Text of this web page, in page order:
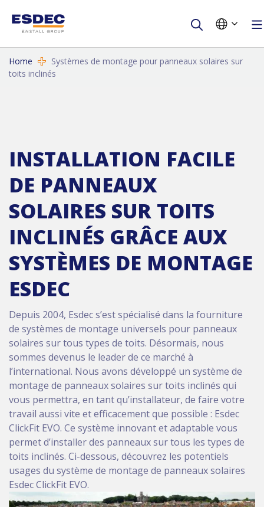
Home
Systèmes de montage pour panneaux solaires sur
toits inclinés
INSTALLATION FACILE
DE PANNEAUX
SOLAIRES SUR TOITS
INCLINÉS GRÂCE AUX
SYSTÈMES DE MONTAGE
ESDEC
Depuis 2004, Esdec s’est spécialisé dans la fourniture
de systèmes de montage universels pour panneaux
solaires sur tous types de toits. Désormais, nous
sommes devenus le leader de ce marché à
l’international. Nous avons développé un système de
montage de panneaux solaires sur toits inclinés qui
vous permettra, en tant qu’installateur, de faire votre
travail aussi vite et efficacement que possible : Esdec
ClickFit EVO. Ce système innovant et adaptable vous
permet d’installer des panneaux sur tous les types de
toits inclinés. Ci-dessous, découvrez les potentiels
usages du système de montage de panneaux solaires
Esdec ClickFit EVO.